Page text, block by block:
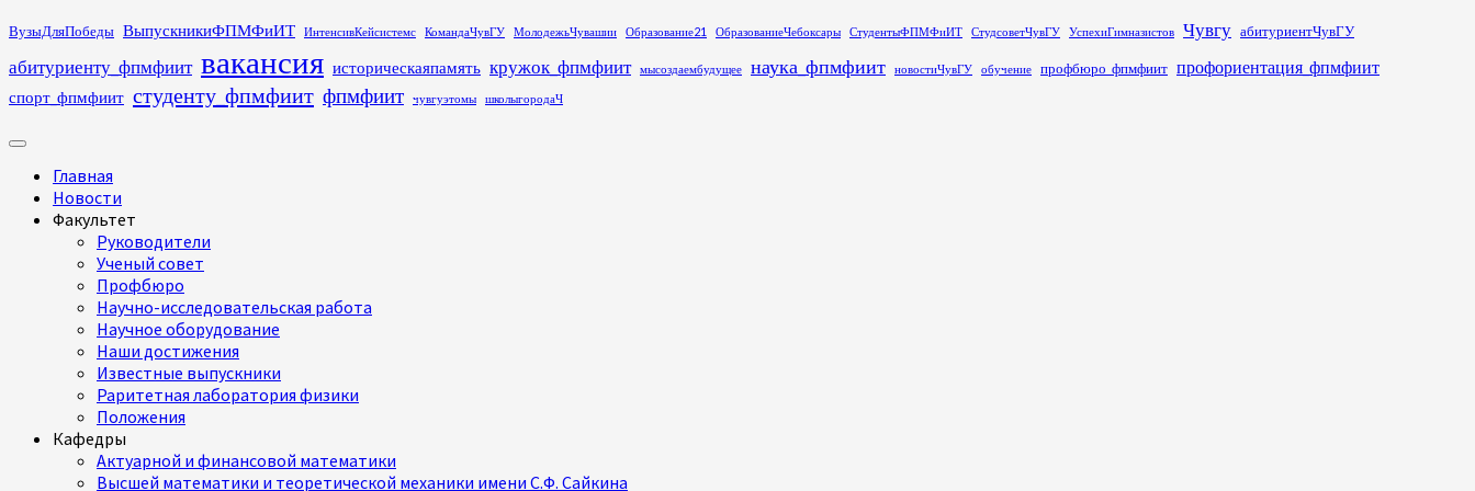
Перейти
содержимому
ВузыДляПобеды ВыпускникиФПМФиИТ ИнтенсивКейсистемс КомандаЧувГУ МолодежьЧувашии Образование21 ОбразованиеЧебоксары СтудентыФПМФиИТ СтудсоветЧувГУ УспехиГимназистов Чувгу абитуриентЧувГУ
абитуриенту_фпмфиит вакансия историческаяпамять кружок_фпмфиит мысоздаембудущее наука_фпмфиит новостиЧувГУ обучение профбюро_фпмфиит профориентация_фпмфиит
спорт_фпмфиит студенту_фпмфиит фпмфиит чувгуэтомы школыгородаЧ
Основное
Главная
Новости
Факультет
Руководители
Ученый совет
Профбюро
Научно-исследовательская работа
Научное оборудование
Наши достижения
Известные выпускники
Раритетная лаборатория физики
Положения
Кафедры
Актуарной и финансовой математики
Высшей математики и теоретической механики имени С.Ф. Сайкина